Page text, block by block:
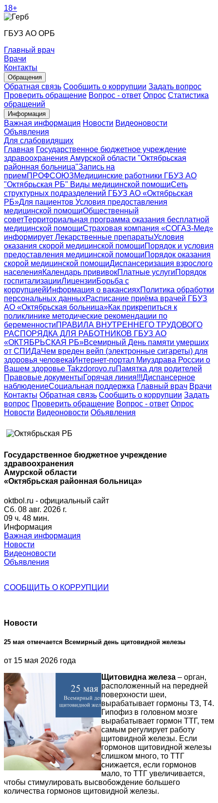
18+
ГБУЗ АО ОРБ
Главный врач
Врачи
Контакты
Обращения
Обратная связь Сообщить о коррупции Задать вопрос
Проверить обращение Вопрос - ответ Опрос Статистика
обращений
Информация
Важная информация Новости Видеоновости
Объявления
Для слабовидящих
Главная Государственное бюджетное учреждение
здравоохранения Амурской области "Октябрьская
районная больница"Запись на
приемПРОФСОЮЗМедицинские работники ГБУЗ АО
"Октябрьская РБ" Виды медицинской помощиСеть
структурных подразделений ГБУЗ АО «Октябрьская
РБ»Для пациентов Условия предоставления
медицинской помощиОбщественный
советТерриториальная программа оказания бесплатной
медицинской помощиСтраховая компания «СОГАЗ-Мед»
информирует Лекарственные препаратыУсловия
оказания скорой медицинской помощиПорядок и условия
предоставления медицинской помощиПорядок оказания
скорой медицинской помощиДиспансеризация взрослого
населенияКалендарь прививокПлатные услугиПорядок
госпитализацииЛицензииБорьба с
коррупциейИнформация о вакансияхПолитика обработки
персональных данныхРасписание приёма врачей ГБУЗ
АО «Октябрьская больница»Как прикрепиться к
поликлинике методические рекомендации по
беременностиПРАВИЛА ВНУТРЕННЕГО ТРУДОВОГО
РАСПОРЯДКА ДЛЯ РАБОТНИКОВ ГБУЗ АО
«ОКТЯБРЬСКАЯ РБ»Всемирный День памяти умерших
от СПИДаЧем вреден вейп (электронные сигареты) для
здоровья человекаИнтернет-портал Миyздрава России о
Вашем здоровье Takzdorovo.ruПамятка для родителей
Правовые документыГорячая линия!!!Диспансерное
наблюдениеСоциальная поддержка Главный врач Врачи
Контакты Обратная связь Сообщить о коррупции Задать
вопрос Проверить обращение Вопрос - ответ Опрос
Новости Видеоновости Объявления
Государственное бюджетное учреждение
здравоохранения
Амурской области
«Октябрьская районная больница»
oktbol.ru - официальный сайт
Сб. 08 авг. 2026 г.
09 ч. 48 мин.
Информация
Важная информация
Новости
Видеоновости
Объявления
СООБЩИТЬ О КОРРУПЦИИ
Новости
25 мая отмечается Всемирный день щитовидной железы
от 15 мая 2026 года
Щитовидна железа – орган,
расположенный на передней
поверхности шеи,
вырабатывает гормоны Т3, Т4.
Гипофиз в головном мозге
вырабатывает гормон ТТГ, тем
самым регулирует работу
щитовидной железы. Если
гормонов щитовидной железы
слишком много, то ТТГ
снижается, если гормонов
мало, то ТТГ увеличивается,
чтобы стимулировать высвобождение большего
количества гормонов щитовидной железы.